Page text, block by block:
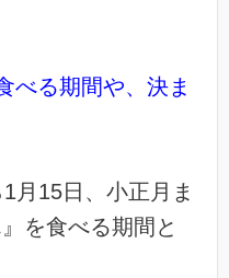
べる期間や、決ま
月15日、小正月ま
を食べる期間と